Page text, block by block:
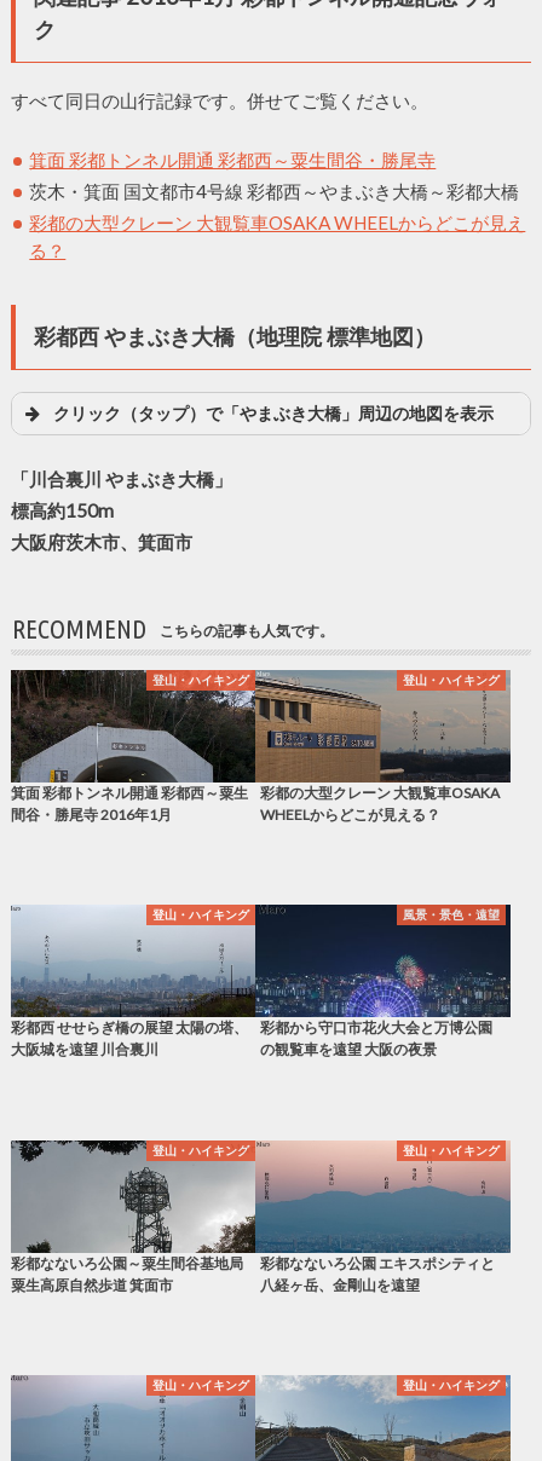
ク
すべて同日の山行記録です。併せてご覧ください。
箕面 彩都トンネル開通 彩都西～粟生間谷・勝尾寺
茨木・箕面 国文都市4号線 彩都西～やまぶき大橋～彩都大橋
彩都の大型クレーン 大観覧車OSAKA WHEELからどこが見え
る？
彩都西 やまぶき大橋（地理院 標準地図）
クリック（タップ）で「やまぶき大橋」周辺の地図を表示
「川合裏川 やまぶき大橋」
標高約150m
大阪府茨木市、箕面市
RECOMMEND こちらの記事も人気です。
登山・ハイキング
箕面 彩都トンネル開通 彩都西～粟生
間谷・勝尾寺 2016年1月
登山・ハイキング
彩都の大型クレーン 大観覧車OSAKA
WHEELからどこが見える？
登山・ハイキング
彩都西 せせらぎ橋の展望 太陽の塔、
大阪城を遠望 川合裏川
風景・景色・遠望
彩都から守口市花火大会と万博公園
の観覧車を遠望 大阪の夜景
登山・ハイキング
彩都なないろ公園～粟生間谷基地局
粟生高原自然歩道 箕面市
登山・ハイキング
彩都なないろ公園 エキスポシティと
八経ヶ岳、金剛山を遠望
登山・ハイキング 登山・ハイキング